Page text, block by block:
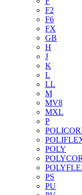
F2
F6
FX
GB
H
J
K
L
LL
M
MV8
MXL
P
POLY
PS
PU